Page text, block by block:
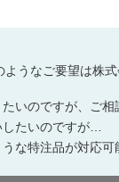
ようなご要望は株
いのですが、ご
たいのですが…
な特注品が対応可